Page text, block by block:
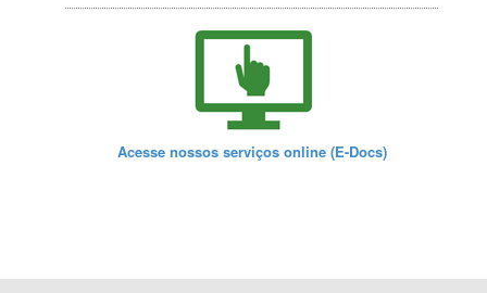
Acesse nossos serviços online (E-Docs)